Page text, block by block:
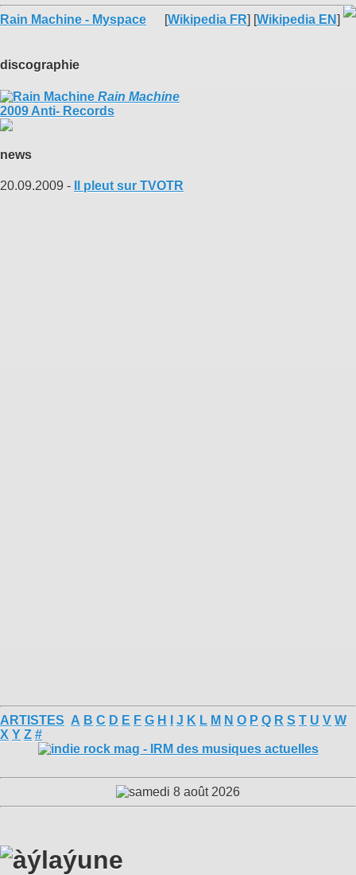
[Wikipedia FR] [Wikipedia EN]
Rain Machine - Myspace
discographie
Rain Machine
2009 Anti- Records
news
20.09.2009 - Il pleut sur TVOTR
ARTISTES A B C D E F G H J K L M N O P Q R S T U V W
X Y Z #